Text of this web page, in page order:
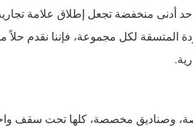
أدنى منخفضة تجعل إطلاق علامة
لكل مجموعة، فإننا نقدم حلاً
وصناديق مخصصة، كلها تحت سقف